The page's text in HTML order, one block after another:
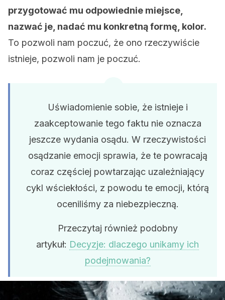
przygotować mu odpowiednie miejsce,
nazwać je, nadać mu konkretną formę, kolor.
To pozwoli nam poczuć, że ono rzeczywiście
istnieje, pozwoli nam je poczuć.
Uświadomienie sobie, że istnieje i
zaakceptowanie tego faktu nie oznacza
jeszcze wydania osądu. W rzeczywistości
osądzanie emocji sprawia, że te powracają
coraz częściej powtarzając uzależniający
cykl wściekłości, z powodu te emocji, którą
oceniliśmy za niebezpieczną.
Przeczytaj również podobny
artykuł: Decyzje: dlaczego unikamy ich
podejmowania?